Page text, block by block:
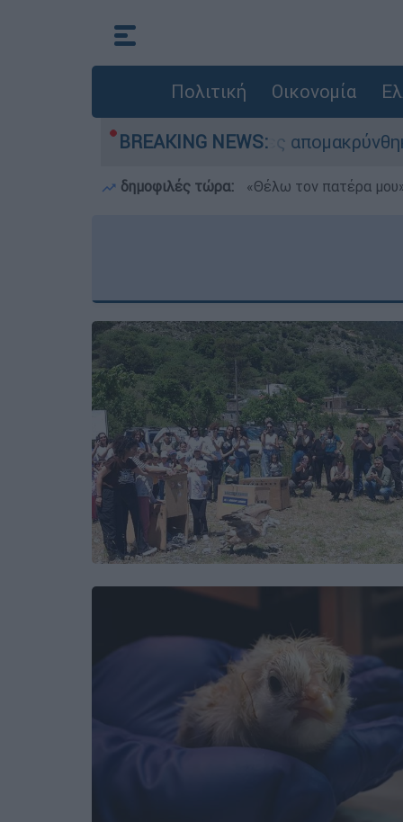
Πολιτική Οικονομία
BREAKING NEWS:
- 254 πολίτες απομακρύνθηκαν διά
δημοφιλές τώρα: «Θέλω τον πατέρα